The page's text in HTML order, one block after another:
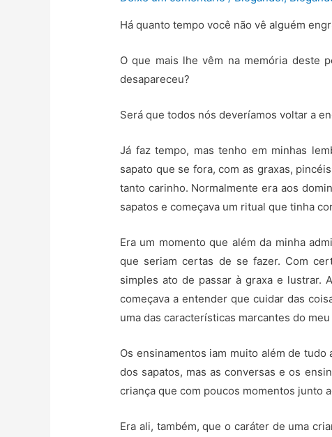
Há quanto tempo você não vê alguém
O que mais lhe vêm na memória deste
desapareceu?
Será que todos nós deveríamos voltar a
Já faz tempo, mas tenho em minhas
sapato que se fora, com as graxas,
tanto carinho. Normalmente era aos
sapatos e começava um ritual que tinha
Era um momento que além da minha
que seriam certas de se fazer. Com
simples ato de passar à graxa e lustrar.
começava a entender que cuidar das
uma das características marcantes do meu
Os ensinamentos iam muito além de
dos sapatos, mas as conversas e os
criança que com poucos momentos junto
Era ali, também, que o caráter de uma